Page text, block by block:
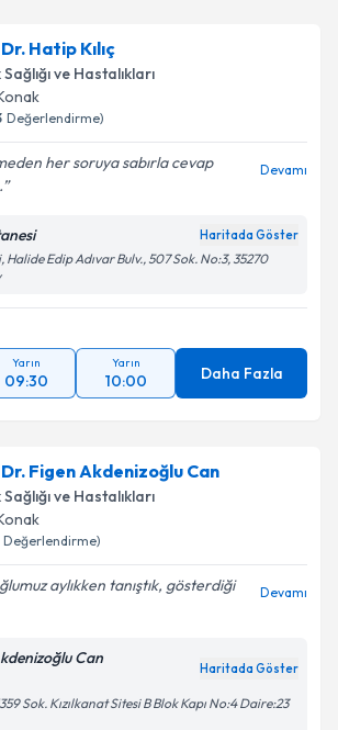
Hatip Kılıç
ve Hastalıkları
Değerlendirme)
her soruya sabırla cevap
Devamı
Haritada Göster
Halide Edip Adıvar Bulv., 507 Sok. No:3, 35270
Yarın
09:30
Yarın
10:00 Daha Fazla
Figen Akdenizoğlu Can
ve Hastalıkları
Değerlendirme)
aylıkken tanıştık, gösterdiği
Devamı
Can
Haritada Göster
Sok. Kızılkanat Sitesi B Blok Kapı No:4 Daire:23